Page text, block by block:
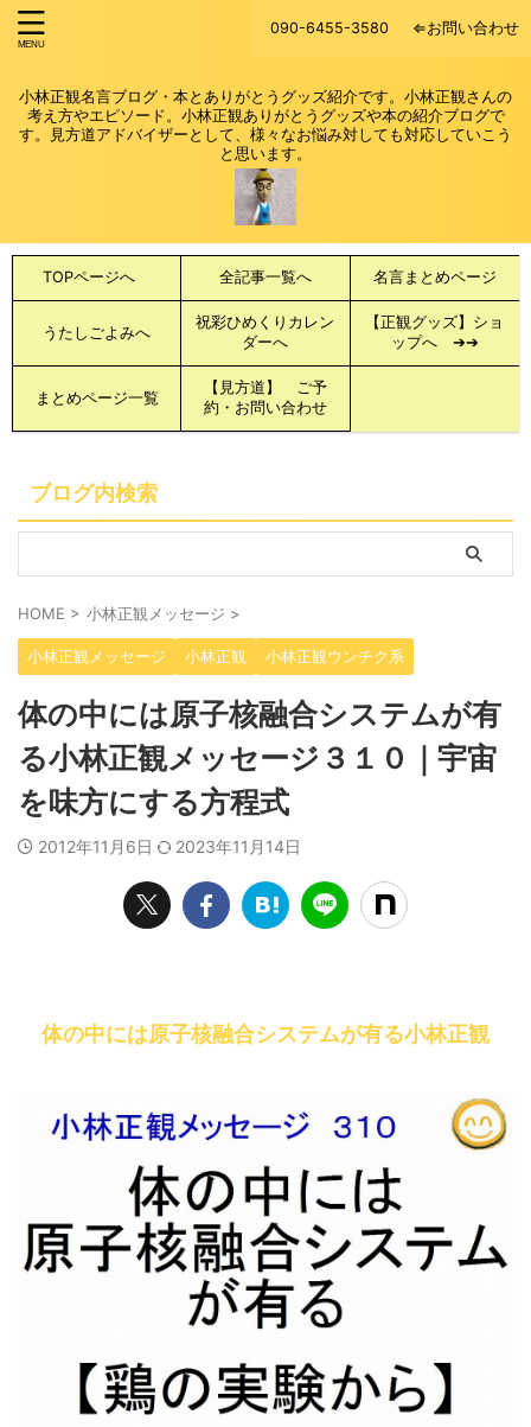
090-6455-3580 ⇐お問い合わせ
小林正観名言ブログ・本とありがとうグッズ紹介です。小林正観さんの
考え方やエピソード。小林正観ありがとうグッズや本の紹介ブログで
す。見方道アドバイザーとして、様々なお悩み対しても対応していこう
と思います。
TOPページへ 全記事一覧へ 名言まとめページ
うたしごよみへ
祝彩ひめくりカレン
ダーへ
【正観グッズ】ショ
ップへ ➔➔
まとめページ一覧
【見方道】 ご予
約・お問い合わせ
ブログ内検索
HOME > 小林正観メッセージ >
小林正観メッセージ 小林正観 小林正観ウンチク系
体の中には原子核融合システムが有
る小林正観メッセージ３１０｜宇宙
を味方にする方程式
2012年11月6日 2023年11月14日
体の中には原子核融合システムが有る小林正観